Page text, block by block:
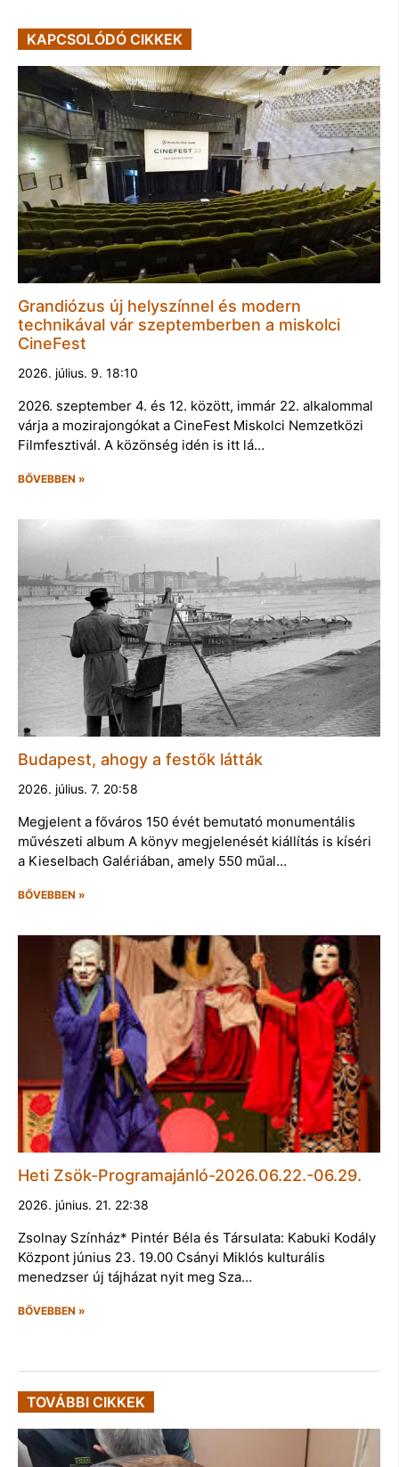
KAPCSOLÓDÓ CIKKEK
Grandiózus új helyszínnel és modern
technikával vár szeptemberben a miskolci
CineFest
2026. július. 9. 18:10
2026. szeptember 4. és 12. között, immár 22. alkalommal
várja a mozirajongókat a CineFest Miskolci Nemzetközi
Filmfesztivál. A közönség idén is itt lá…
BŐVEBBEN »
Budapest, ahogy a festők látták
2026. július. 7. 20:58
Megjelent a főváros 150 évét bemutató monumentális
művészeti album A könyv megjelenését kiállítás is kíséri
a Kieselbach Galériában, amely 550 műal…
BŐVEBBEN »
Heti Zsök-Programajánló-2026.06.22.-06.29.
2026. június. 21. 22:38
Zsolnay Színház* Pintér Béla és Társulata: Kabuki Kodály
Központ június 23. 19.00 Csányi Miklós kulturális
menedzser új tájházat nyit meg Sza…
BŐVEBBEN »
TOVÁBBI CIKKEK